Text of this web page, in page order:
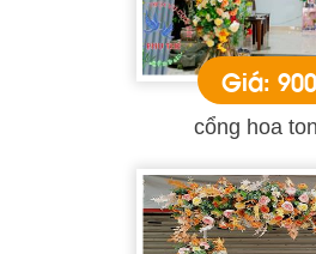
Giá:
cổng hoa